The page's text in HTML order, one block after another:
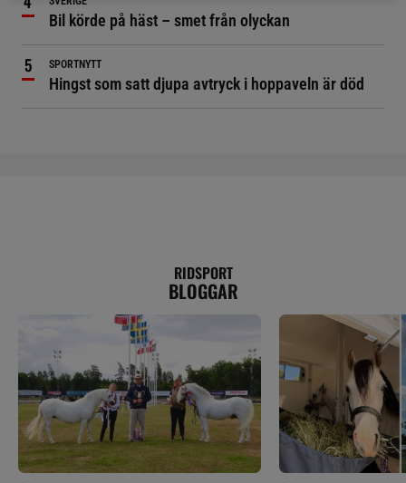
Bil körde på häst – smet från olyckan
SPORTNYTT
Hingst som satt djupa avtryck i hoppaveln är död
RIDSPORT
BLOGGAR